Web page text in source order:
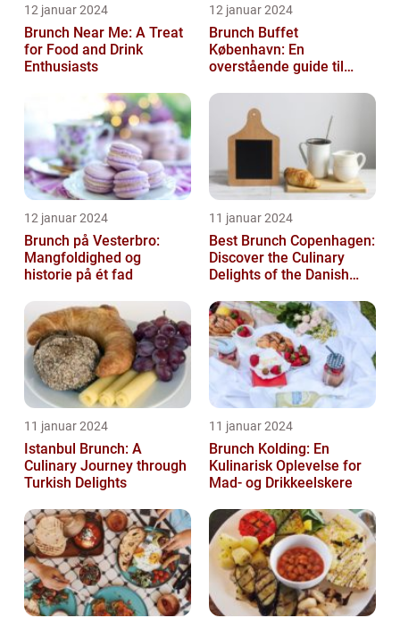
12 januar 2024
Brunch Near Me: A Treat
for Food and Drink
Enthusiasts
12 januar 2024
Brunch Buffet
København: En
overstående guide til
12 januar 2024
Brunch på Vesterbro:
Mangfoldighed og
historie på ét fad
11 januar 2024
Best Brunch Copenhagen:
Discover the Culinary
Delights of the Danish
11 januar 2024
Istanbul Brunch: A
Culinary Journey through
Turkish Delights
11 januar 2024
Brunch Kolding: En
Kulinarisk Oplevelse for
Mad- og Drikkeelskere